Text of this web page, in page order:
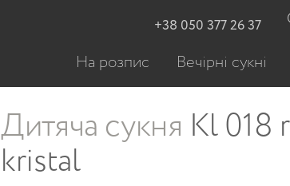
Дитяча сукня Kl 018
kristal
+38 050 377 26 37
На розпис Вечірні сукні